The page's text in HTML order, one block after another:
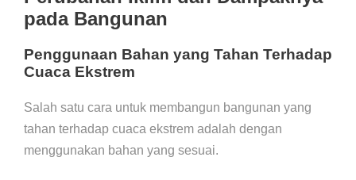
pada Bangunan
Penggunaan Bahan yang Tahan Terhadap
Cuaca Ekstrem
Salah satu cara untuk membangun bangunan yang
tahan terhadap cuaca ekstrem adalah dengan
menggunakan bahan yang sesuai.